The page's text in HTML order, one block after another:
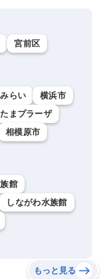
宮前区
らい
横浜市
たまプラーザ
相模原市
館
しながわ水族館
もっと見る